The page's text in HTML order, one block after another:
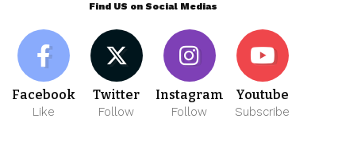
Find US on Social Medias
Facebook
Like
Twitter
Follow
Instagram
Follow
Youtube
Subscribe